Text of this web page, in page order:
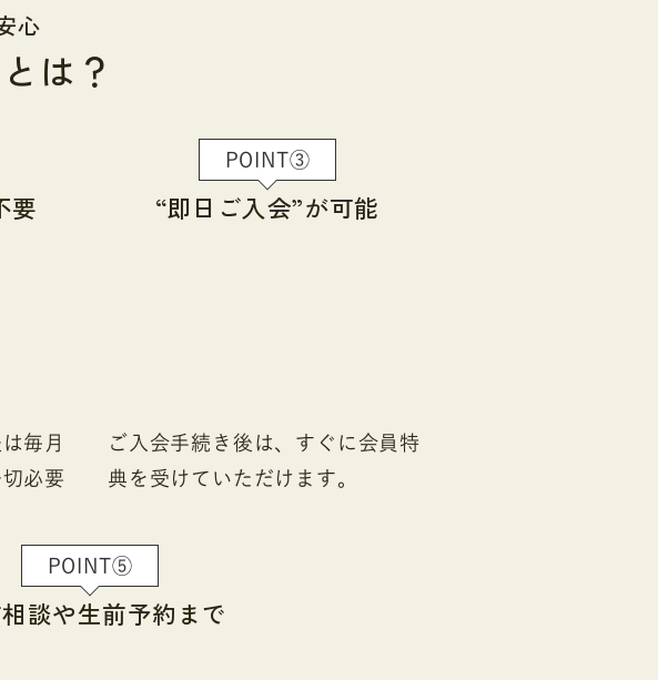
心
は？
要
毎月
必要
POINT③
“即日ご入会”が可能
ご入会手続き後は、すぐに会員特
典を受けていただけます。
POINT⑤
談や生前予約まで